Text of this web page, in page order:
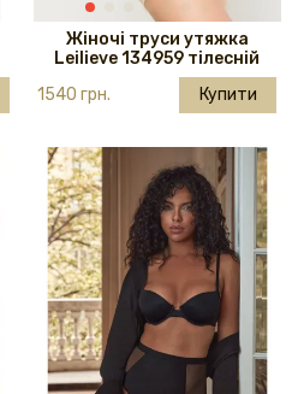
Жіночі труси утяжка
Leilieve 134959 тілесній
1540 грн.
Купити